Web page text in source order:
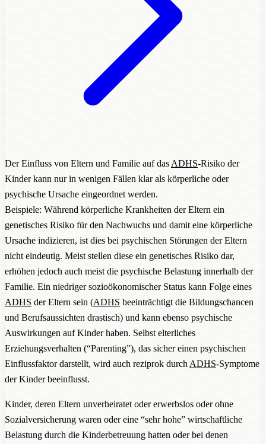
Der Einfluss von Eltern und Familie auf das ADHS-Risiko der
Kinder kann nur in wenigen Fällen klar als körperliche oder
psychische Ursache eingeordnet werden.
Beispiele: Während körperliche Krankheiten der Eltern ein
genetisches Risiko für den Nachwuchs und damit eine körperliche
Ursache indizieren, ist dies bei psychischen Störungen der Eltern
nicht eindeutig. Meist stellen diese ein genetisches Risiko dar,
erhöhen jedoch auch meist die psychische Belastung innerhalb der
Familie. Ein niedriger sozioökonomischer Status kann Folge eines
ADHS der Eltern sein (ADHS beeinträchtigt die Bildungschancen
und Berufsaussichten drastisch) und kann ebenso psychische
Auswirkungen auf Kinder haben. Selbst elterliches
Erziehungsverhalten (“Parenting”), das sicher einen psychischen
Einflussfaktor darstellt, wird auch reziprok durch ADHS-Symptome
der Kinder beeinflusst.
Kinder, deren Eltern unverheiratet oder erwerbslos oder ohne
Sozialversicherung waren oder eine “sehr hohe” wirtschaftliche
Belastung durch die Kinderbetreuung hatten oder bei denen